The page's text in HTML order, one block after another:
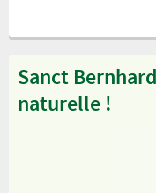
Sanct
naturelle !